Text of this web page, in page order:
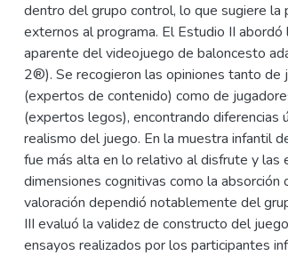
dentro del grupo control, lo que sugiere la
externos al programa. El Estudio II
aparente del videojuego de baloncesto
2®). Se recogieron las opiniones tanto
(expertos de contenido) como de
(expertos legos), encontrando diferencias
realismo del juego. En la muestra infantil
fue más alta en lo relativo al disfrute y las
dimensiones cognitivas como la absorción
valoración dependió notablemente del
III evaluó la validez de constructo del
ensayos realizados por los participantes